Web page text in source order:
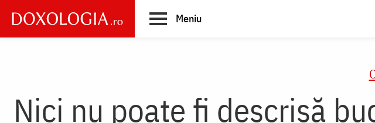
main
Meniu
Nici nu poate fi descrisă